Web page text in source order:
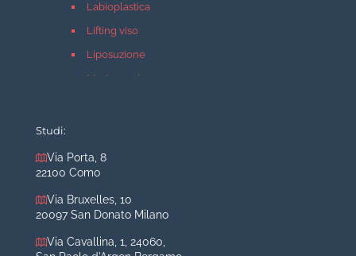
Labioplastica
Lifting viso
Liposuzione
Mastopessi
Rinoplastica
Medicina estetica Milano
Acido ialuronico viso
Aumento labbra
Studi:
Via Porta, 8
22100 Como
Via Bruxelles, 10
20097 San Donato Milano
Via Cavallina, 1, 24060,